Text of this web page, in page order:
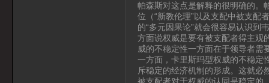
帕森斯对这点是解释的很明确的。
位（“新教伦理”以及支配中被支配
的“多元因果论”就会很容易认识到
方面说权威是要有被支配者得主观
威的不稳定性一方面在于领导者需
一方面，卡里斯玛型权威的不稳定
斥稳定的经济机制的形成。这就必